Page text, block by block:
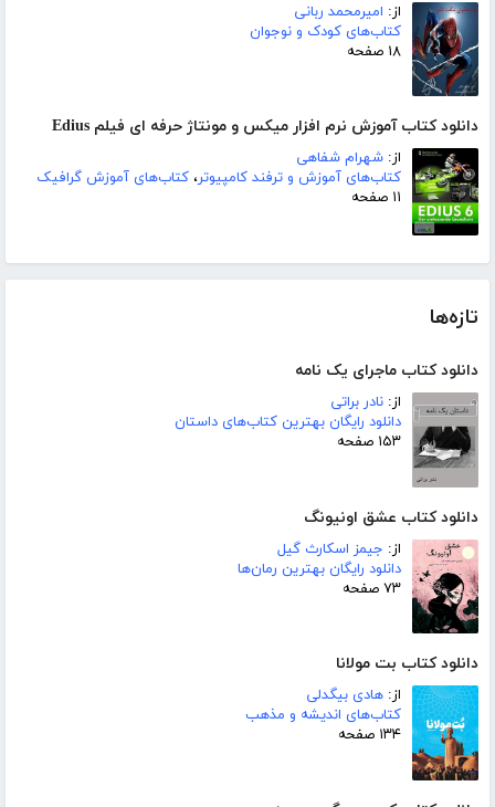
از: امیرمحمد ربانی
کتاب‌های کودک و نوجوان
۱۸ صفحه
دانلود کتاب آموزش نرم افزار میکس و مونتاژ حرفه ای فیلم Edius
از: شهرام شفاهی
کتاب‌های آموزش و ترفند کامپیوتر، کتاب‌های آموزش گرافیک
۱۱ صفحه
تازه‌ها
دانلود کتاب ماجرای یک نامه
از: نادر براتی
دانلود رایگان بهترین کتاب‌های داستان
۱۵۳ صفحه
دانلود کتاب عشق اونیونگ
از: جیمز اسکارث گیل
دانلود رایگان بهترین رمان‌ها
۷۳ صفحه
دانلود کتاب بت مولانا
از: هادی بیگدلی
کتاب‌های اندیشه و مذهب
۱۳۴ صفحه